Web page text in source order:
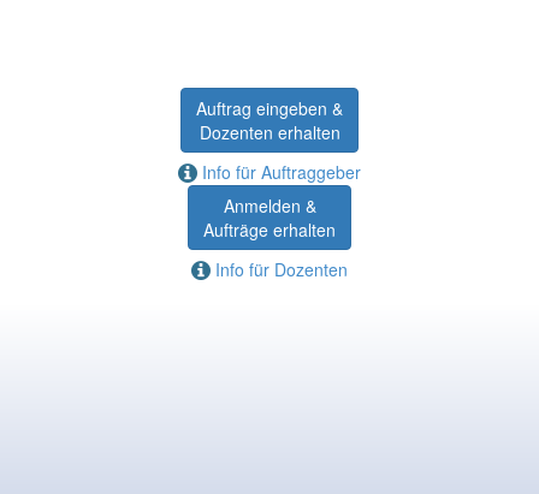
Auftrag eingeben &
Dozenten erhalten
Info für Auftraggeber
Anmelden &
Aufträge erhalten
Info für Dozenten